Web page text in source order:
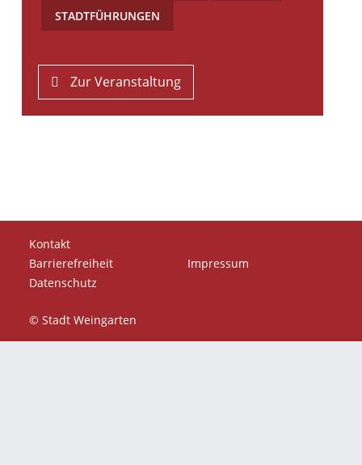
STADTFÜHRUNGEN
Zur Veranstaltung
Kontakt
Barrierefreiheit
Impressum
Datenschutz
© Stadt Weingarten